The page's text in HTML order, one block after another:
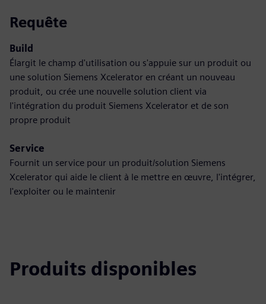
Requête
Build
Élargit le champ d'utilisation ou s'appuie sur un produit ou
une solution Siemens Xcelerator en créant un nouveau
produit, ou crée une nouvelle solution client via
l'intégration du produit Siemens Xcelerator et de son
propre produit
Service
Fournit un service pour un produit/solution Siemens
Xcelerator qui aide le client à le mettre en œuvre, l'intégrer,
l'exploiter ou le maintenir
Produits disponibles